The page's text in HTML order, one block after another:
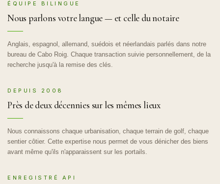
ÉQUIPE BILINGUE
Nous parlons votre langue — et celle du notaire
Anglais, espagnol, allemand, suédois et néerlandais parlés dans notre
bureau de Cabo Roig. Chaque transaction suivie personnellement, de la
recherche jusqu'à la remise des clés.
DEPUIS 2008
Près de deux décennies sur les mêmes lieux
Nous connaissons chaque urbanisation, chaque terrain de golf, chaque
sentier côtier. Cette expertise nous permet de vous dénicher des biens
avant même qu'ils n'apparaissent sur les portails.
ENREGISTRÉ API